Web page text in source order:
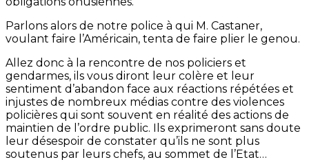
Parlons alors de notre police à qui M. Castaner,
voulant faire l’Américain, tenta de faire plier le genou.
Allez donc à la rencontre de nos policiers et
gendarmes, ils vous diront leur colère et leur
sentiment d’abandon face aux réactions répétées et
injustes de nombreux médias contre des violences
policières qui sont souvent en réalité des actions de
maintien de l’ordre public. Ils exprimeront sans doute
leur désespoir de constater qu’ils ne sont plus
soutenus par leurs chefs, au sommet de l’Etat…